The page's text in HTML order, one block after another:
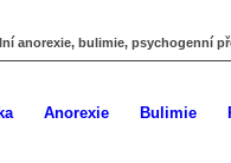
anorexie, bulimie, psychogenní
Anorexie Bulimie